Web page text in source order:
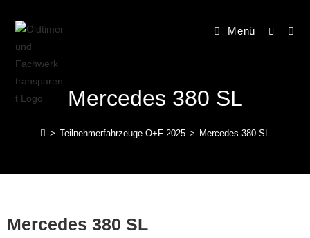
Menü
Mercedes 380 SL
> Teilnehmerfahrzeuge O+F 2025 > Mercedes 380 SL
Mercedes 380 SL